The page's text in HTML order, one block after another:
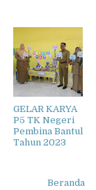
GELAR KARYA
P5 TK Negeri
Pembina Bantul
Tahun 2023
Beranda